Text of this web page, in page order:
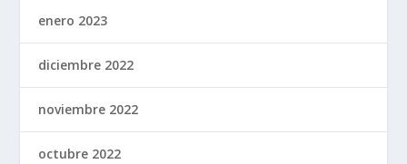
enero 2023
diciembre 2022
noviembre 2022
octubre 2022